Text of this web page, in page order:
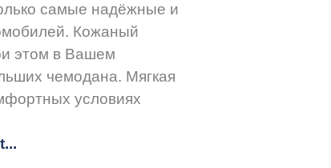
самые надёжные и
Кожаный
этом в Вашем
чемодана. Мягкая
условиях